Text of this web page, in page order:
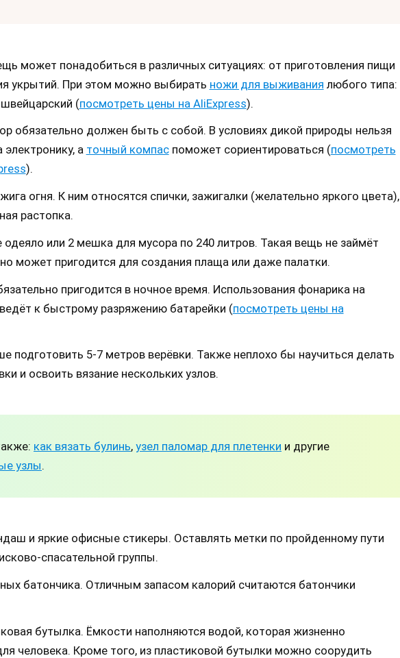
может понадобиться в различных ситуациях: от приготовления пищи
укрытий. При этом можно выбирать ножи для выживания любого типа:
(посмотреть цены на AliExpress).
обязательно должен быть с собой. В условиях дикой природы нельзя
электронику, а точный компаспоможет сориентироваться (посмотреть
).
огня. К ним относятся спички, зажигалки (желательно яркого цвета),
растопка.
одеяло или 2 мешка для мусора по 240 литров. Такая вещь не займёт
может пригодится для создания плаща или даже палатки.
пригодится в ночное время. Использования фонарика на
к быстрому разряжению батарейки (посмотреть цены на
подготовить 5-7 метров верёвки. Также неплохо бы научиться делать
и освоить вязание нескольких узлов.
как вязать булинь, узел паломар для плетенки и другие
узлы.
и яркие офисные стикеры. Оставлять метки по пройденному пути
спасательной группы.
батончика. Отличным запасом калорий считаются батончики
бутылка. Ёмкости наполняются водой, которая жизненно
человека. Кроме того, из пластиковой бутылки можно соорудить